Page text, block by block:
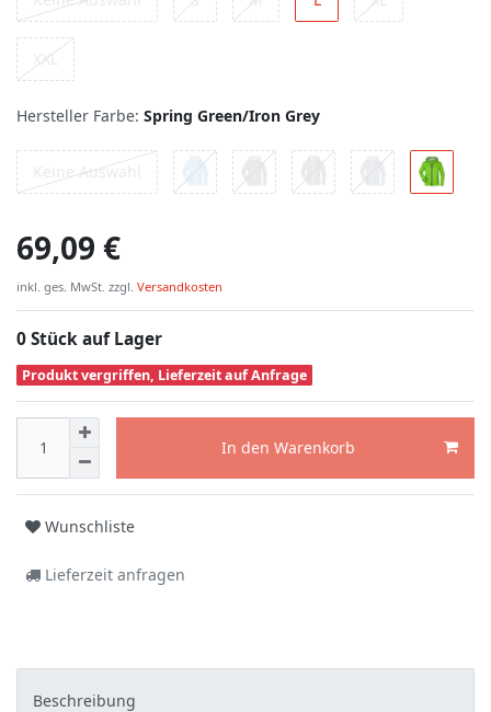
XXL
Hersteller Farbe: Spring Green/Iron Grey
Keine Auswahl
69,09 €
inkl. ges. MwSt. zzgl. Versandkosten
0 Stück auf Lager
Produkt vergriffen, Lieferzeit auf Anfrage
In den Warenkorb
Wunschliste
Lieferzeit anfragen
Beschreibung